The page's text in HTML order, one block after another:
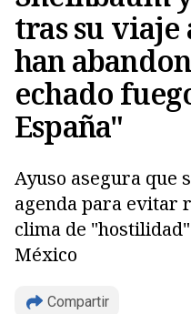
tras su viaje
han
echado
España"
Ayuso asegura que
agenda para evitar
clima de
México
Compartir